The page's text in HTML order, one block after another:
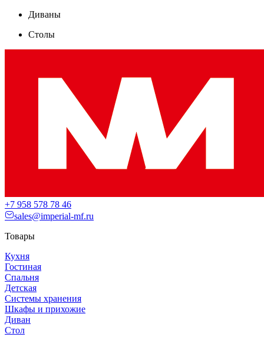
Диваны
Столы
+7 958 578 78 46
sales@imperial-mf.ru
Товары
Кухня
Гостиная
Спальня
Детская
Системы хранения
Шкафы и прихожие
Диван
Стол